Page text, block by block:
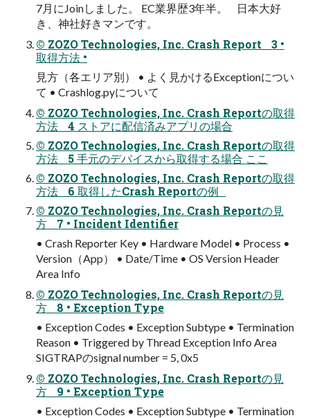
7月にJoinしました。 EC業界歴3年半。 日本大好
き、神社好きマンです。
© ZOZO Technologies, Inc. Crash Report 3 •
取得方法 •
見方（各エリア別） • よく見かけるExceptionについ
て • Crashlog.pyについて
© ZOZO Technologies, Inc. Crash Reportの取得
方法 4 ストアに配信済みアプリの場合
© ZOZO Technologies, Inc. Crash Reportの取得
方法 5 手元のデバイスから取得する場合 ここ
© ZOZO Technologies, Inc. Crash Reportの取得
方法 6 取得したCrash Reportの例
© ZOZO Technologies, Inc. Crash Reportの見
方 7 • Incident Identifier
• Crash Reporter Key • Hardware Model • Process •
Version（App） • Date/Time • OS Version Header
Area Info
© ZOZO Technologies, Inc. Crash Reportの見
方 8 • Exception Type
• Exception Codes • Exception Subtype • Termination
Reason • Triggered by Thread Exception Info Area
SIGTRAPのsignal number = 5, 0x5
© ZOZO Technologies, Inc. Crash Reportの見
方 9 • Exception Type
• Exception Codes • Exception Subtype • Termination